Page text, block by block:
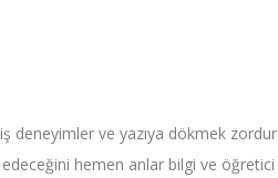
deneyimler ve yazıya dökmek
hemen anlar bilgi ve öğretici